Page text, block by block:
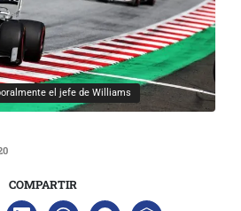
el jefe de Williams
COMPARTIR